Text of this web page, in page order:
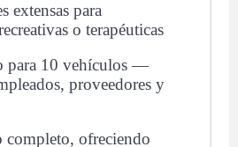
extensas para
o terapéuticas
para 10 vehículos —
proveedores y
completo, ofreciendo